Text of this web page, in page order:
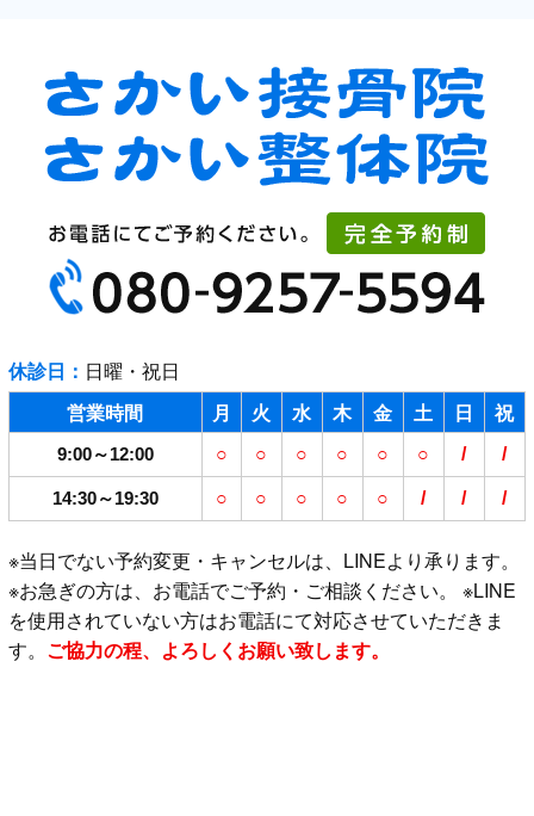
休診日： 日曜・祝日
営業時間
月 火 水 木 金 土 日 祝
9:00～12:00 ○ ○ ○ ○ ○ ○ / /
14:30～19:30 ○ ○ ○ ○ ○ / / /
※当日でない予約変更・キャンセルは、LINEより承ります。
※お急ぎの方は、お電話でご予約・ご相談ください。 ※LINE
を使用されていない方はお電話にて対応させていただきま
す。 ご協力の程、よろしくお願い致します。